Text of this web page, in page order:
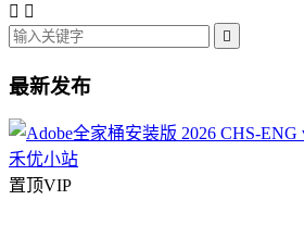
 

最新发布
置顶VIP